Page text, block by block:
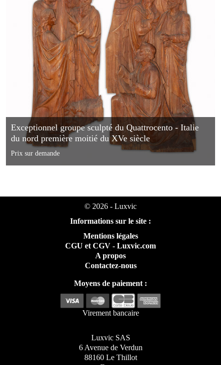
Exceptionnel groupe sculpté du Quattrocento - Italie
du nord première moitié du XVe siècle
Prix sur demande
© 2026 - Luxvic
Informations sur le site :
Mentions légales
CGU et CGV - Luxvic.com
A propos
Contactez-nous
Moyens de paiement :
Virement bancaire
Luxvic SAS
6 Avenue de Verdun
88160 Le Thillot